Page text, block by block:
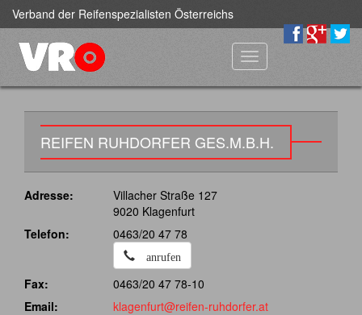
Verband der Reifenspezialisten Österreichs
Toggle
navigation
REIFEN RUHDORFER GES.M.B.H.
Adresse:
Villacher Straße 127
9020 Klagenfurt
Telefon:
0463/20 47 78
anrufen
Fax:
0463/20 47 78-10
Email:
klagenfurt@reifen-ruhdorfer.at